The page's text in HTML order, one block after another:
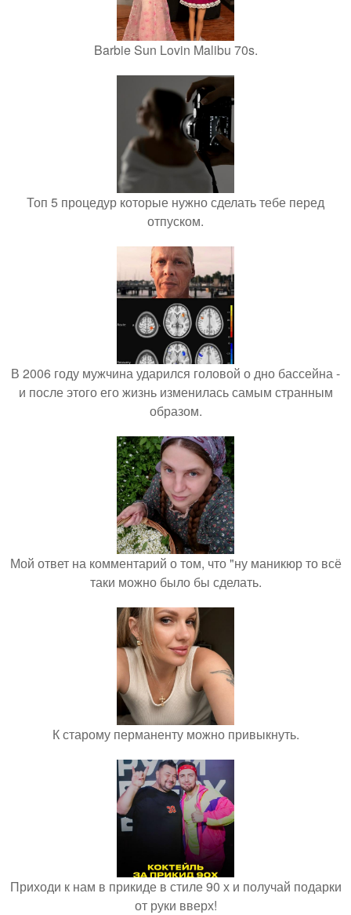
Barbie Sun Lovin Malibu 70s.
Топ 5 процедур которые нужно сделать тебе перед
отпуском.
В 2006 году мужчина ударился головой о дно бассейна -
и после этого его жизнь изменилась самым странным
образом.
Мой ответ на комментарий о том, что "ну маникюр то всё
таки можно было бы сделать.
К старому перманенту можно привыкнуть.
Приходи к нам в прикиде в стиле 90 х и получай подарки
от руки вверх!